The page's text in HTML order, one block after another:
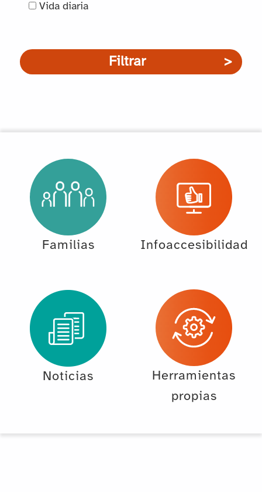
Vida diaria
Filtrar
Familias Infoaccesibilidad
Noticias
Herramientas
propias